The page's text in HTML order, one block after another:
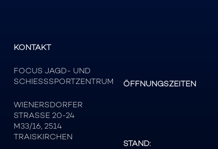
KONTAKT
FOCUS JAGD- UND
SCHIESSSPORTZENTRUM
WIENERSDORFER
STRASSE 20-24
M33/16, 2514
TRAISKIRCHEN
ÖFFNUNGSZEITEN
STAND: